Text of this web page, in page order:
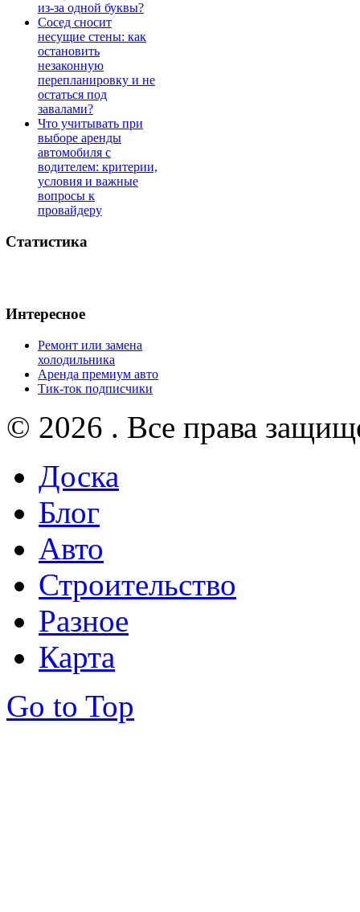
из-за одной буквы?
Сосед сносит
несущие стены: как
остановить
незаконную
перепланировку и не
остаться под
завалами?
Что учитывать при
выборе аренды
автомобиля с
водителем: критерии,
условия и важные
вопросы к
провайдеру
Статистика
Интересное
Ремонт или замена
холодильника
Аренда премиум авто
Тик-ток подписчики
© 2026 . Все права
Доска
Блог
Авто
Строительство
Разное
Карта
Go to Top